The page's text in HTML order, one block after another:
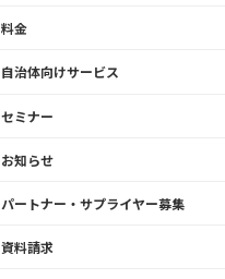
料金
自治体向けサービス
セミナー
お知らせ
パートナー・サプライヤー募集
資料請求